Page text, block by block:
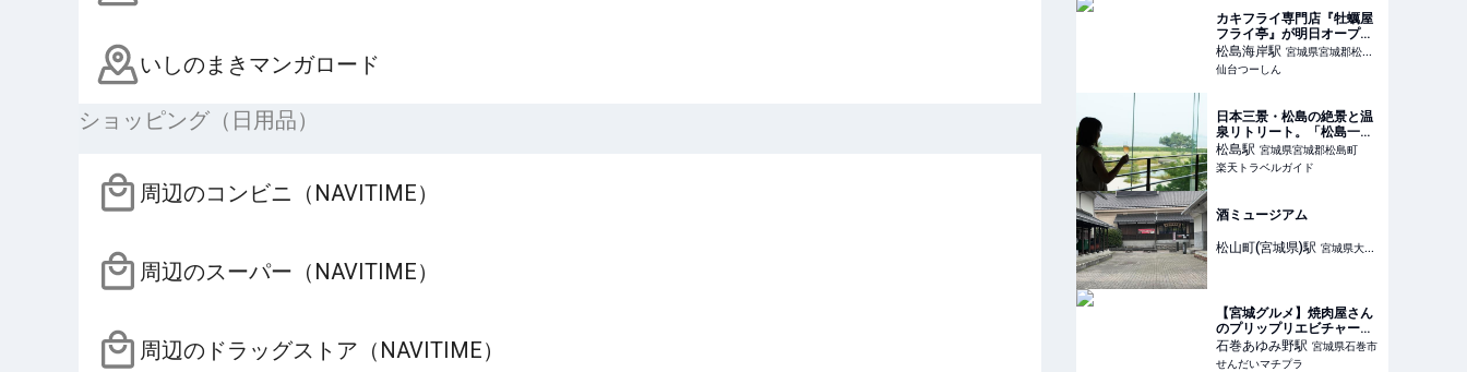
いしのまきマンガロード
ショッピング（日用品）
周辺のコンビニ（NAVITIME）
周辺のスーパー（NAVITIME）
周辺のドラッグストア（NAVITIME）
カキフライ専門店『牡蠣屋
フライ亭』が明日オープン
するみたい。
松島海岸駅 宮城県宮城郡松島
町
仙台つーしん
日本三景・松島の絶景と温
泉リトリート。「松島一の
坊」で楽しむ上質オールイ
ンクルーシブステイ 【楽天
トラベル】
松島駅 宮城県宮城郡松島町
楽天トラベルガイド
酒ミュージアム
松山町(宮城県)駅 宮城県大崎
【宮城グルメ】焼肉屋さん
のプリップリエビチャーハ
ンが中華店超えの美味しさ
でやみつき！-きく一/宮城
石巻あゆみ野駅 宮城県石巻市
せんだいマチプラ